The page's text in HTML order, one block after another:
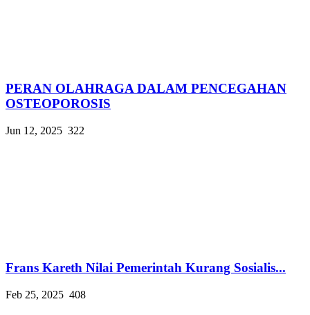
PERAN OLAHRAGA DALAM PENCEGAHAN
OSTEOPOROSIS
Jun 12, 2025 322
Frans Kareth Nilai Pemerintah Kurang Sosialis...
Feb 25, 2025 408